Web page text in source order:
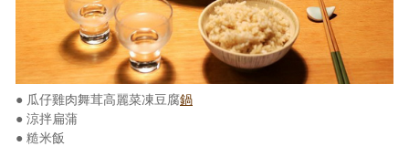
● 瓜仔雞肉舞茸高麗菜凍豆腐鍋
● 涼拌扁蒲
● 糙米飯